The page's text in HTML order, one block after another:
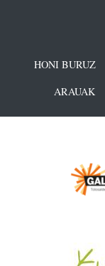
HONI BURUZ
ARAUAK